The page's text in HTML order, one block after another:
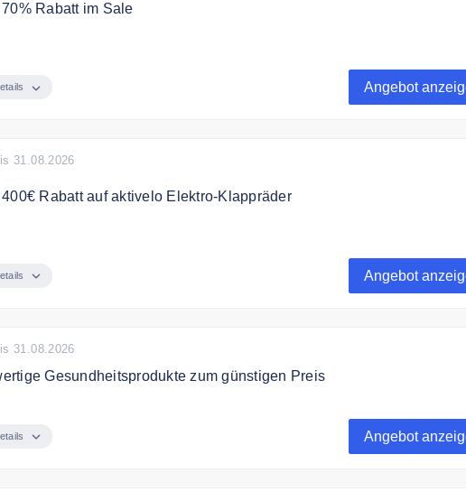
Rabatt im Sale
Angebot
31.08.2026
Rabatt auf aktivelo Elektro-Klappräder
Angebot
31.08.2026
Gesundheitsprodukte zum günstigen Preis
Angebot